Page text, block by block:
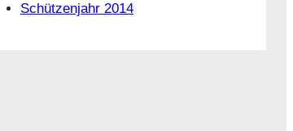
Schützenjahr 2014